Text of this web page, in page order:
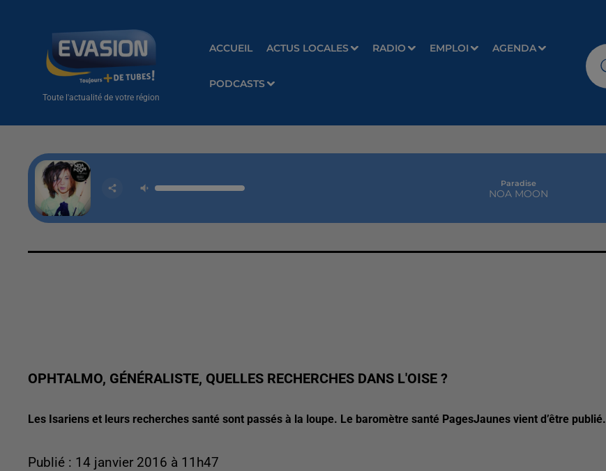
Toute l'actualité de votre région
ACCUEIL ACTUS LOCALES RADIO EMPLOI AGENDA
PODCASTS
Paradise
NOA MOON
OPHTALMO, GÉNÉRALISTE, QUELLES RECHERCHES DANS L'OISE ?
Les Isariens et leurs recherches santé sont passés à la loupe. Le baromètre santé PagesJaunes vient d’être publié.
Publié : 14 janvier 2016 à 11h47